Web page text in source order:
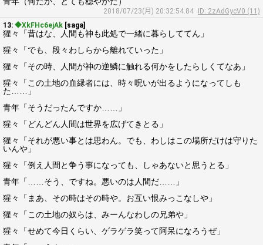
2018/07/23(月) 20:32:54.84
ID: 2zAdGycV0 (11)
13: ◆XkFHc6ejAk [saga]
猩々「昔はな、人間も神も此処で一緒に暮らしててん」
猩々「でも、段々わしらから離れていった」
猩々「その時、人間が神の逆鱗に触れる何かをしたらしくてなあ」
猩々「この土地の血縁者には、時々呪いが出るようになってしも
た……」
青年「そうだったんですか……」
猩々「どんどん人間は世界を広げてきとる」
猩々「それが悪い事とは思わん。でも、わしはこの場所だけは守りた
いんや」
猩々「例え人間と争う事になっても、しゃあないと思うとる」
青年「……そう、ですね。悪いのは人間だ……」
猩々「まあ、その時はその時や。お互い恨みっこなしや」
猩々「この土地の奴らは、みーんなわしの兄弟や」
猩々「せめて今日くらい、ゲラゲラ笑って阿呆になろうぜ」